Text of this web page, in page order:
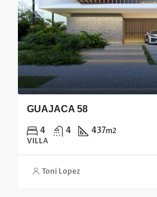
GUAJACA 58
4 4 437m2
VILLA
Toni Lopez